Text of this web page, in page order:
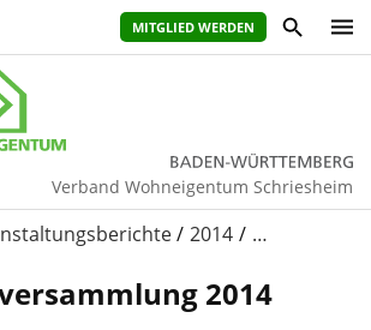
MITGLIED WERDEN
Verband Wohneigentum Schriesheim
2014 …
2014